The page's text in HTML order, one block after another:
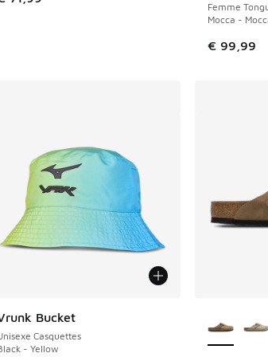
Femme
Mocca -
€ 99,99
Bucket
Casquettes
- Yellow